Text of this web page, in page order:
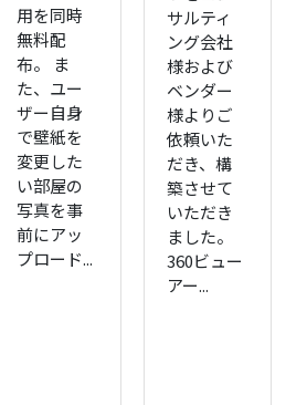
用を同時
無料配
布。 ま
た、ユー
ザー自身
で壁紙を
変更した
い部屋の
写真を事
前にアッ
プロード...
サルティ
ング会社
様および
ベンダー
様よりご
依頼いた
だき、構
築させて
いただき
ました。
360ビュー
アー...